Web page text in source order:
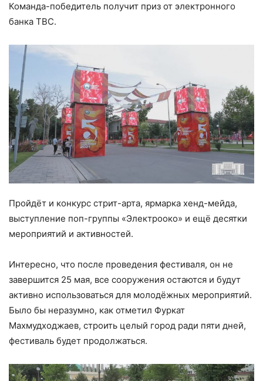
Команда-победитель получит приз от электронного
банка TBC.
Пройдёт и конкурс стрит-арта, ярмарка хенд-мейда,
выступление поп-группы «Электрооко» и ещё десятки
мероприятий и активностей.
Интересно, что после проведения фестиваля, он не
завершится 25 мая, все сооружения остаются и будут
активно использоваться для молодёжных мероприятий.
Было бы неразумно, как отметил Фуркат
Махмудходжаев, строить целый город ради пяти дней,
фестиваль будет продолжаться.